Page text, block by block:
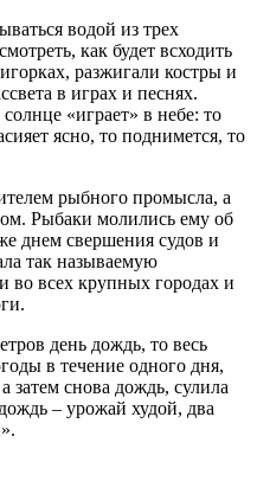
водой из трех
как будет всходить
разжигали костры и
в играх и песнях.
«играет» в небе: то
ясно, то поднимется, то
рыбного промысла, а
Рыбаки молились ему об
днем свершения судов и
так называемую
во всех крупных городах и
день дождь, то весь
в течение одного дня,
затем снова дождь, сулила
– урожай худой, два